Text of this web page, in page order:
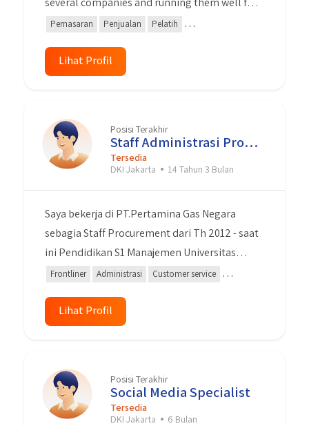
11 years. I hope my experience will be taken
assessment.
Pemasaran Penjualan
Pelatih
Teknologi Informasi
Pemecahan Masalah
Lihat Profil
Posisi Terakhir
Staff Administrasi Procurement
Tersedia
DKI Jakarta
14 Tahun 3 Bulan
Saya bekerja di PT.Pertamina Gas Negara
sebagia Staff Procurement dari Th 2012 - saat
ini Pendidikan S1 Manajemen Universitas
Gunadarma Jujur Displin Dapat bekerja secara
Komputer Office,word dan Excel dan Mengetik
dg mesin tik Bisa Mengendarai Motor dan
Frontliner Administrasi
Customer service
Pengadaan Data
Lihat Profil
Posisi Terakhir
Social Media Specialist
Tersedia
DKI Jakarta
6 Bulan